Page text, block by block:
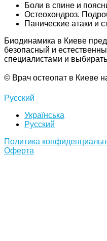
Боли в спине и
Остеохондроз.
Панические атаки и
Биодинамика в Киеве
безопасный и
специалистами и
© Врач остеопат в Киеве
Русский
Українська
Русский
Политика
Оферта